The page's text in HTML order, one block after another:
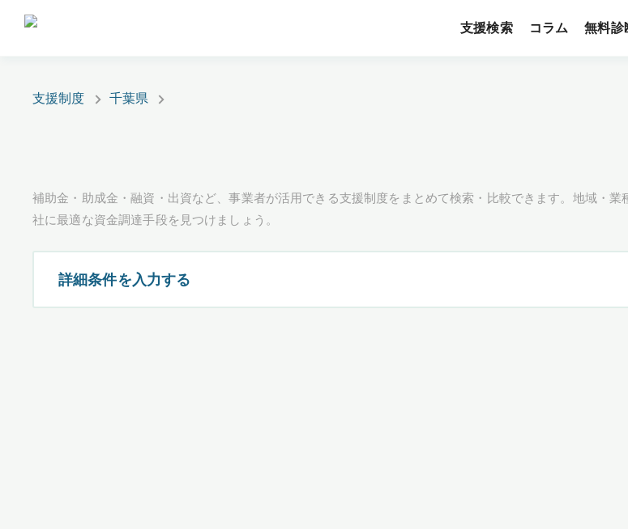
支援検索 コラム 無料診
支援制度 千葉県
補助金・助成金・融資・出資など、事業者が活用できる支援制度をまとめて検索・比較できます。地域・業
社に最適な資金調達手段を見つけましょう。
詳細条件を入力する